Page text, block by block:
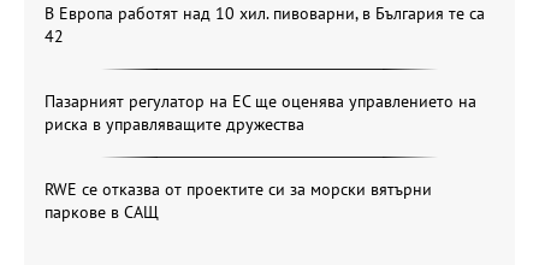
В Европа работят над 10 хил. пивоварни, в България те са
42
Пазарният регулатор на ЕС ще оценява управлението на
риска в управляващите дружества
RWE се отказва от проектите си за морски вятърни
паркове в САЩ